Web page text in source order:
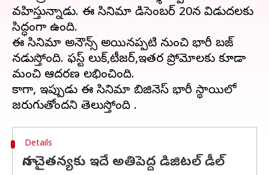
వహిస్తున్నాడు. ఈ సినిమా డిసెంబర్ 20న విడుదలకు
సిద్ధంగా ఉంది.
ఈ సినిమా అనౌన్స్ అయినప్పటి నుంచి భారీ బజ్
నడుస్తోంది. ఫస్ట్ లుక్,టీజర్,ఇతర ప్రోమోలకు కూడా
మంచి ఆదరణ లభించింది.
కాగా, ఇప్పుడు ఈ సినిమా బిజినెస్ భారీ స్థాయిలో
Details
నాగ చైతన్యకు ఇదే అతిపెద్ద డిజిటల్ డీల్